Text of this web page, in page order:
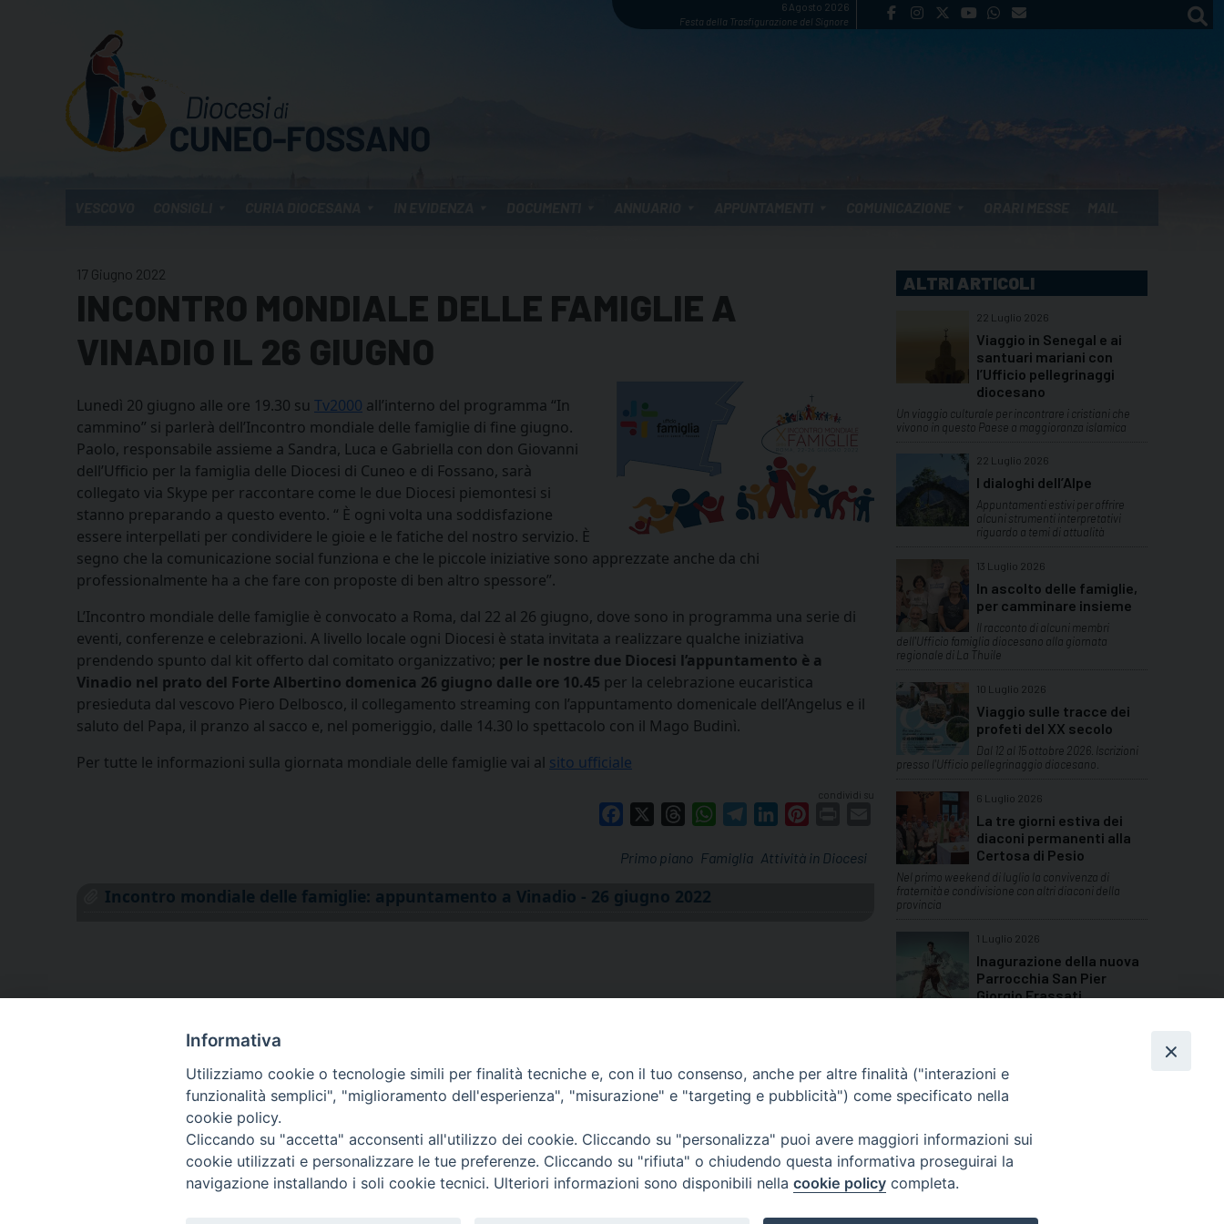
6 Agosto 2026
Festa della Trasfigurazione del Signore
17 Giugno 2022
INCONTRO MONDIALE DELLE FAMIGLIE A
VINADIO IL 26 GIUGNO
Lunedì 20 giugno alle ore 19.30 su Tv2000 all’interno del programma “In
cammino” si parlerà dell’Incontro mondiale delle famiglie di fine giugno.
Paolo, responsabile assieme a Sandra, Luca e Gabriella con don Giovanni
dell’Ufficio per la famiglia delle Diocesi di Cuneo e di Fossano, sarà
collegato via Skype per raccontare come le due Diocesi piemontesi si
stanno preparando a questo evento. “ È ogni volta una soddisfazione
essere interpellati per condividere le gioie e le fatiche del nostro servizio. È
segno che la comunicazione social funziona e che le piccole iniziative sono apprezzate anche da chi
professionalmente ha a che fare con proposte di ben altro spessore”.
L’Incontro mondiale delle famiglie è convocato a Roma, dal 22 al 26 giugno, dove sono in programma una serie di
eventi, conferenze e celebrazioni. A livello locale ogni Diocesi è stata invitata a realizzare qualche iniziativa
prendendo spunto dal kit offerto dal comitato organizzativo; per le nostre due Diocesi l’appuntamento è a
Vinadio nel prato del Forte Albertino domenica 26 giugno dalle ore 10.45 per la celebrazione eucaristica
presieduta dal vescovo Piero Delbosco, il collegamento streaming con l’appuntamento domenicale dell’Angelus e il
saluto del Papa, il pranzo al sacco e, nel pomeriggio, dalle 14.30 lo spettacolo con il Mago Budinì.
Per tutte le informazioni sulla giornata mondiale delle famiglie vai al sito ufficiale
condividi su
Facebook ThreadsWhatsAppTelegramLinkedIn Email
Attività in Diocesi
Famiglia
Primo piano
Incontro mondiale delle famiglie: appuntamento a Vinadio - 26 giugno 2022
ALTRI ARTICOLI
22 Luglio 2026
Viaggio in Senegal e ai
santuari mariani con
l’Ufficio pellegrinaggi
diocesano
Un viaggio culturale per incontrare i cristiani che
vivono in questo Paese a maggioranza islamica
22 Luglio 2026
I dialoghi dell’Alpe
Appuntamenti estivi per offrire
alcuni strumenti interpretativi
riguardo a temi di attualità
13 Luglio 2026
In ascolto delle famiglie,
per camminare insieme
Il racconto di alcuni membri
dell'Ufficio famiglia diocesano alla giornata
regionale di La Thuile
10 Luglio 2026
Viaggio sulle tracce dei
profeti del XX secolo
Dal 12 al 15 ottobre 2026. Iscrizioni
presso l'Ufficio pellegrinaggio diocesano.
6 Luglio 2026
La tre giorni estiva dei
diaconi permanenti alla
Certosa di Pesio
Nel primo weekend di luglio la convivenza di
fraternità e condivisione con altri diaconi della
provincia
1 Luglio 2026
Inagurazione della nuova
Parrocchia San Pier
Giorgio Frassati
TUTTI GLI ARTICOLI
via Amedeo Rossi, 28 - 12100 Cuneo
Informativa
Utilizziamo cookie o tecnologie simili per finalità tecniche e, con il tuo consenso, anche per altre finalità ("interazioni e
funzionalità semplici", "miglioramento dell'esperienza", "misurazione" e "targeting e pubblicità") come specificato nella
cookie policy.
Cliccando su "accetta" acconsenti all'utilizzo dei cookie. Cliccando su "personalizza" puoi avere maggiori informazioni sui
cookie utilizzati e personalizzare le tue preferenze. Cliccando su "rifiuta" o chiudendo questa informativa proseguirai la
navigazione installando i soli cookie tecnici. Ulteriori informazioni sono disponibili nella cookie policy completa.